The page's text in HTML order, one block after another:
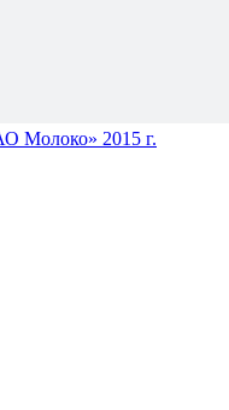
Молоко» 2015 г.